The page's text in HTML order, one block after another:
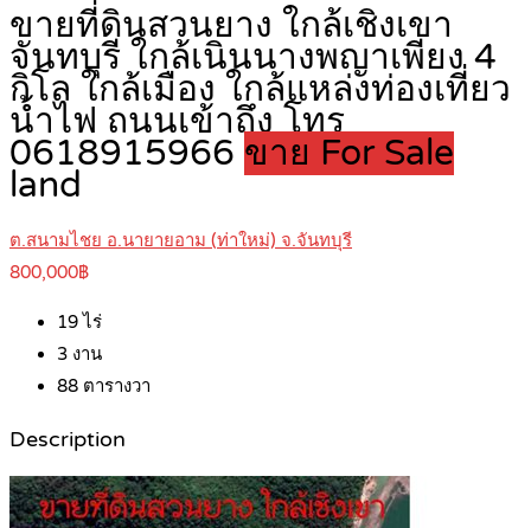
ขายที่ดินสวนยาง ใกล้เชิงเขา
จันทบุรี ใกล้เนินนางพญาเพียง 4
กิโล ใกล้เมือง ใกล้แหล่งท่องเที่ยว
น้ำไฟ ถนนเข้าถึง โทร
0618915966 ขาย For Sale
land
ต.สนามไชย อ.นายายอาม (ท่าใหม่) จ.จันทบุรี
800,000฿
19ไร่
3 งาน
88 ตารางวา
Description